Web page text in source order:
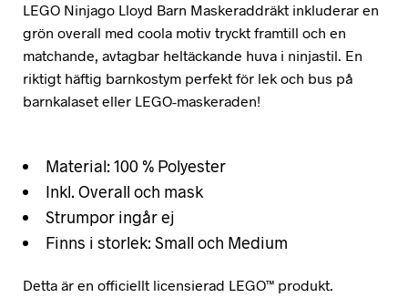
LEGO Ninjago Lloyd Barn Maskeraddräkt inkluderar en
grön overall med coola motiv tryckt framtill och en
matchande, avtagbar heltäckande huva i ninjastil. En
riktigt häftig barnkostym perfekt för lek och bus på
barnkalaset eller LEGO-maskeraden!
Material: 100 % Polyester
Inkl. Overall och mask
Strumpor ingår ej
Finns i storlek: Small och Medium
Detta är en officiellt licensierad LEGO™ produkt.